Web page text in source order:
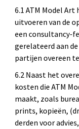
6.1 ATM Model
uitvoeren van de
een consultancy-
gerelateerd aan
partijen overeen
6.2 Naast het
kosten die ATM
maakt, zoals
prints, kopieën,
derden voor